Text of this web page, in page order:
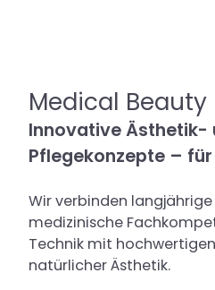
Medical Beauty
Innovative Ästhetik-
Pflegekonzepte –
Wir verbinden
medizinische
Technik mit
natürlicher Ästhetik.